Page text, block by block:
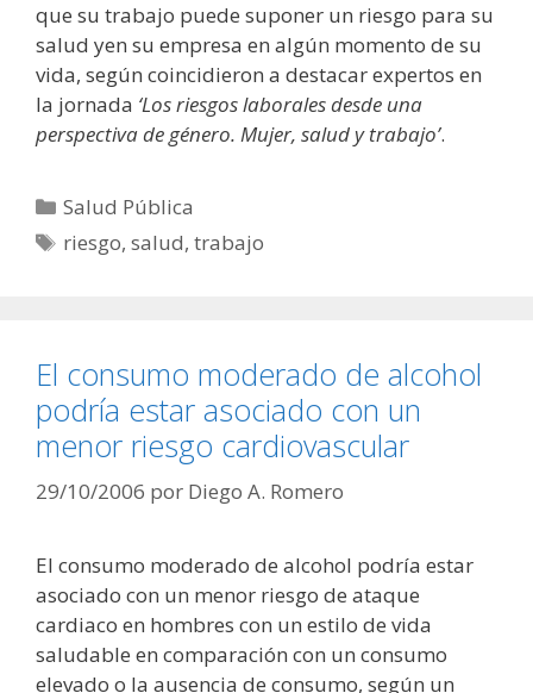
que su trabajo puede suponer un riesgo para su
salud yen su empresa en algún momento de su
vida, según coincidieron a destacar expertos en
la jornada ‘Los riesgos laborales desde una
perspectiva de género. Mujer, salud y trabajo’.
Categorías
Salud Pública
Etiquetas
riesgo,salud,trabajo
El consumo moderado de alcohol
podría estar asociado con un
menor riesgo cardiovascular
29/10/2006 por Diego A. Romero
El consumo moderado de alcohol podría estar
asociado con un menor riesgo de ataque
cardiaco en hombres con un estilo de vida
saludable en comparación con un consumo
elevado o la ausencia de consumo, según un